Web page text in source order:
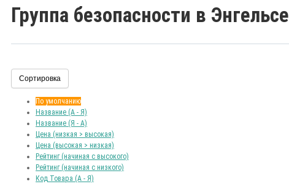
Группа безопасности в Энгельсе
Сортировка
По умолчанию
Название (А - Я)
Название (Я - А)
Цена (низкая > высокая)
Цена (высокая > низкая)
Рейтинг (начиная с высокого)
Рейтинг (начиная с низкого)
Код Товара (А - Я)